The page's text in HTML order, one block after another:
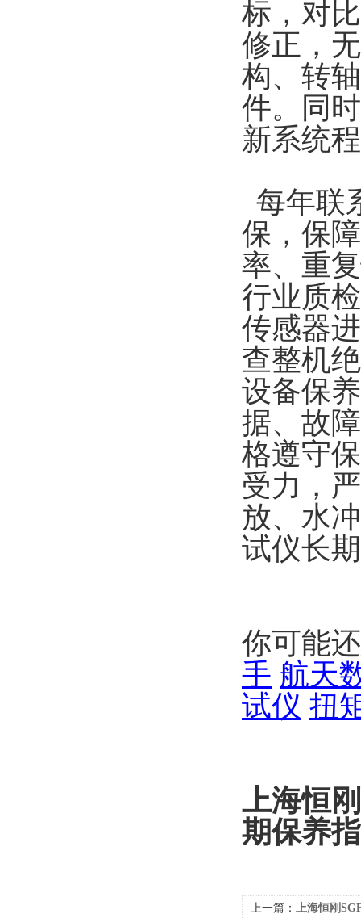
标，对
修正，
构、转
件。同
新系统
每年联
保，保
率、重
行业质
传感器
查整机
设备保
据、故
格遵守
受力，
放、水
试仪长
你可能
手 航天
试仪 扭
上海恒
期保养
上一篇： 上海恒刚SGFF法兰数